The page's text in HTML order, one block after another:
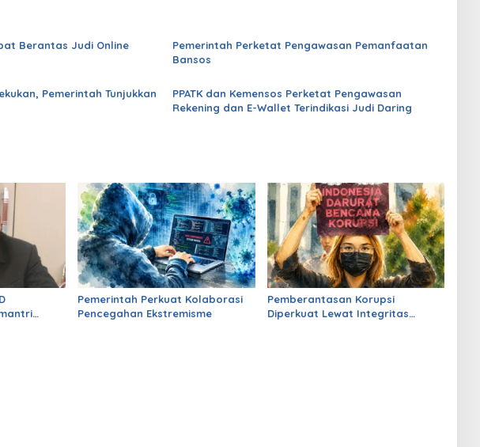
Berantas Judi Online
Pemerintah Perketat Pengawasan Pemanfaatan
Bansos
Pemerintah Tunjukkan
PPATK dan Kemensos Perketat Pengawasan
Rekening dan E-Wallet Terindikasi Judi Daring
Pemerintah Perkuat Kolaborasi
Pencegahan Ekstremisme
Pemberantasan Korupsi
Diperkuat Lewat Integritas